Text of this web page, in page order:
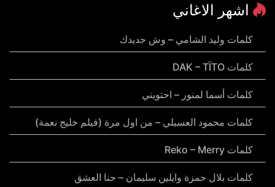
اشهر الاغاني
كلمات وليد الشامي – وش جديدك
كلمات DAK – TÏTO
كلمات أسما لمنور – احتويني
كلمات محمود العسيلي – من اول مرة (فيلم خليج نعمة)
كلمات Reko – Merry
كلمات بلال حمزة وايلين سليمان – حنا العشق